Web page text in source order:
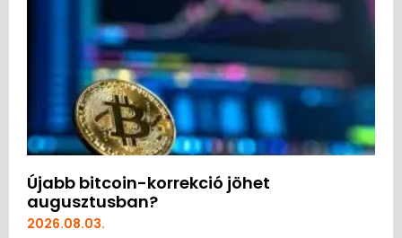
Újabb bitcoin-korrekció jöhet
augusztusban?
2026.08.03.